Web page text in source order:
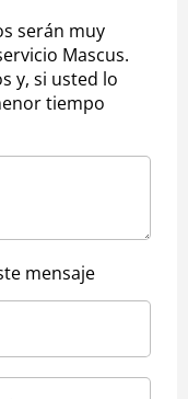
serán muy
Mascus.
y, si usted lo
tiempo
mensaje